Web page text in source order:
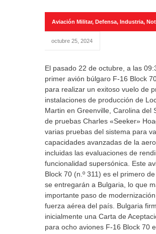
Aviación Militar, Defensa, Industria,
octubre 25, 2024
El pasado 22 de octubre, a las
primer avión búlgaro F-16 Block
para realizar un exitoso vuelo de
instalaciones de producción de
Martin en Greenville, Carolina del
de pruebas Charles «Seeker»
varias pruebas del sistema para
capacidades avanzadas de la
incluidas las evaluaciones de
funcionalidad supersónica. Este
Block 70 (n.º 311) es el primero de
se entregarán a Bulgaria, lo que
importante paso de
fuerza aérea del país. Bulgaria
inicialmente una Carta de
para ocho aviones F-16 Block 70